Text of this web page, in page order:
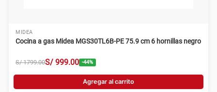
MIDEA
Cocina a gas Midea MGS30TL6B-PE 75.9 cm 6 hornillas negro
S/ 1799.00S/ 999.00 -44%
Agregar al carrito